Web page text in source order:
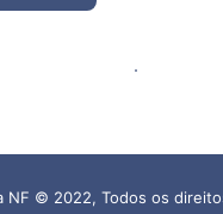
NF © 2022, Todos os